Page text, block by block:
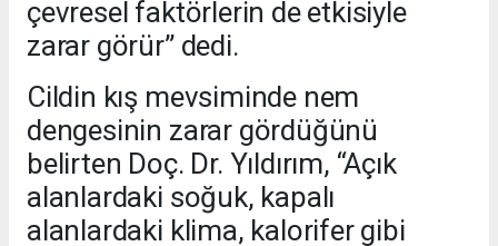
çevresel faktörlerin de etkisiyle
zarar görür” dedi.
Cildin kış mevsiminde nem
dengesinin zarar gördüğünü
belirten Doç. Dr. Yıldırım, “Açık
alanlardaki soğuk, kapalı
alanlardaki klima, kalorifer gibi